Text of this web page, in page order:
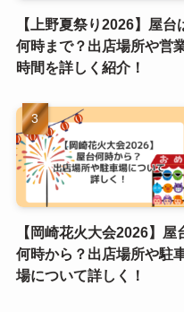
【上野夏祭り2026】屋台
何時まで？出店場所や営
時間を詳しく紹介！
【岡崎花火大会2026】屋
何時から？出店場所や駐
場について詳しく！